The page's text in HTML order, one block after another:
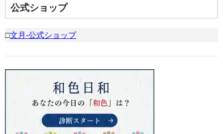
公式ショップ
□文月-公式ショップ